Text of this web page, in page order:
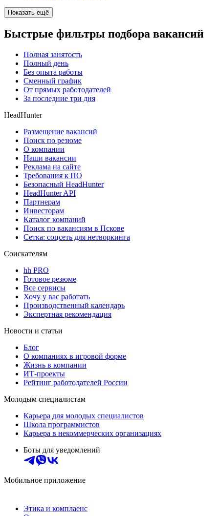
Показать ещё
Быстрые фильтры подбора вакансий
Полная занятость
Полный день
Без опыта работы
Сменный график
От прямых работодателей
За последние три дня
HeadHunter
Размещение вакансий
Поиск по резюме
О компании
Наши вакансии
Реклама на сайте
Требования к ПО
Безопасный HeadHunter
HeadHunter API
Партнерам
Инвесторам
Каталог компаний
Поиск по вакансиям в Пскове
Сетка: соцсеть для нетворкинга
Соискателям
hh PRO
Готовое резюме
Все сервисы
Хочу у вас работать
Производственный календарь
Экспертная рекомендация
Новости и статьи
Блог
О компаниях в игровой форме
Жизнь в компании
ИТ-проекты
Рейтинг работодателей России
Молодым специалистам
Карьера для молодых специалистов
Школа программистов
Карьера в некоммерческих организациях
Боты для уведомлений
Мобильное приложение
Этика и комплаенс